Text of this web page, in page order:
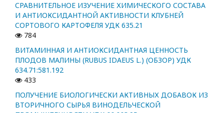
СРАВНИТЕЛЬНОЕ ИЗУЧЕНИЕ ХИМИЧЕСКОГО СОСТАВА
И АНТИОКСИДАНТНОЙ АКТИВНОСТИ КЛУБНЕЙ
СОРТОВОГО КАРТОФЕЛЯ УДК 635.21
784
ВИТАМИННАЯ И АНТИОКСИДАНТНАЯ ЦЕННОСТЬ
ПЛОДОВ МАЛИНЫ (RUBUS IDAEUS L.) (ОБЗОР) УДК
634.71:581.192
433
ПОЛУЧЕНИЕ БИОЛОГИЧЕСКИ АКТИВНЫХ ДОБАВОК ИЗ
ВТОРИЧНОГО СЫРЬЯ ВИНОДЕЛЬЧЕСКОЙ